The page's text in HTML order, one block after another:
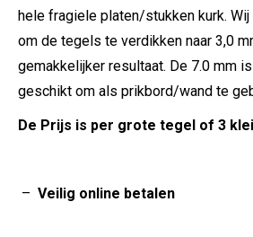
hele fragiele platen/stukken kurk.
om de tegels te verdikken naar 3,0
gemakkelijker resultaat. De 7.0 mm
geschikt om als prikbord/wand te
De Prijs is per grote tegel of 3
– Veilig online betalen